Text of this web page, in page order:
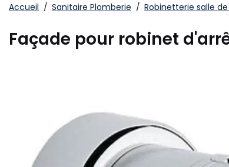
Accueil / Sanitaire Plomberie / Robinetterie salle
Façade pour robinet